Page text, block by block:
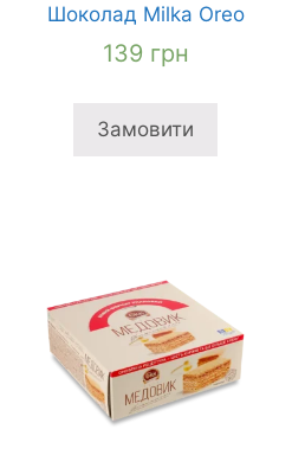
Шоколад Milka Oreo
139 грн
Замовити